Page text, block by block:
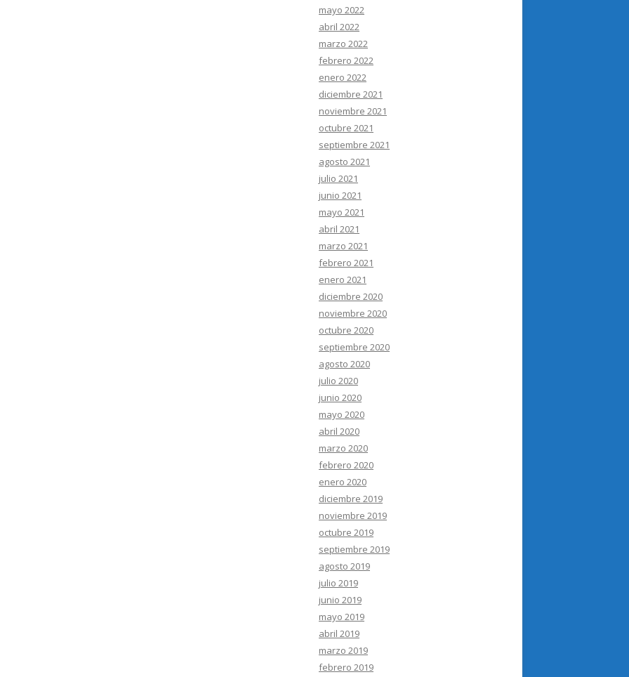
mayo 2022
abril 2022
marzo 2022
febrero 2022
enero 2022
diciembre 2021
noviembre 2021
octubre 2021
septiembre 2021
agosto 2021
julio 2021
junio 2021
mayo 2021
abril 2021
marzo 2021
febrero 2021
enero 2021
diciembre 2020
noviembre 2020
octubre 2020
septiembre 2020
agosto 2020
julio 2020
junio 2020
mayo 2020
abril 2020
marzo 2020
febrero 2020
enero 2020
diciembre 2019
noviembre 2019
octubre 2019
septiembre 2019
agosto 2019
julio 2019
junio 2019
mayo 2019
abril 2019
marzo 2019
febrero 2019